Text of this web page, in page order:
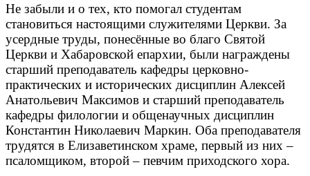
Не забыли и о тех, кто помогал студентам
становиться настоящими служителями Церкви. За
усердные труды, понесённые во благо Святой
Церкви и Хабаровской епархии, были награждены
старший преподаватель кафедры церковно-
практических и исторических дисциплин Алексей
Анатольевич Максимов и старший преподаватель
кафедры филологии и общенаучных дисциплин
Константин Николаевич Маркин. Оба преподавателя
трудятся в Елизаветинском храме, первый из них –
псаломщиком, второй – певчим приходского хора.